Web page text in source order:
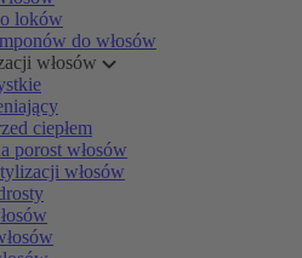
loków
do włosów
włosów
ciepłem
porost włosów
włosów